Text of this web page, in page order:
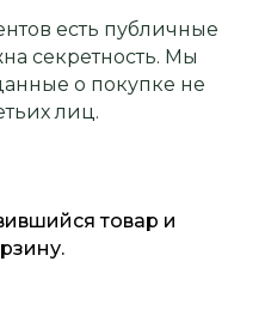
есть публичные
секретность. Мы
о покупке не
лиц.
товар и